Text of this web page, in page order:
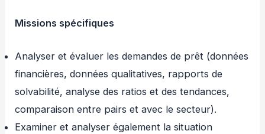
Missions spécifiques
Analyser et évaluer les demandes de prêt (données
financières, données qualitatives, rapports de
solvabilité, analyse des ratios et des tendances,
comparaison entre pairs et avec le secteur).
Examiner et analyser également la situation